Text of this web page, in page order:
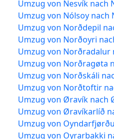
Umzug von Nesvík nach
Umzug von Nólsoy nach
Umzug von Norðdepil
Umzug von Norðoyri
Umzug von
Umzug von Norðragøta
Umzug von Norðskáli
Umzug von Norðtoftir
Umzug von Øravík nach
Umzug von Øravíkarlíð
Umzug von
Umzug von Oyrarbakki